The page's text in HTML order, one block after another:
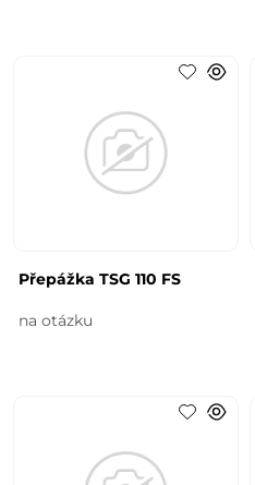
Přepážka TSG 110 FS
na otázku